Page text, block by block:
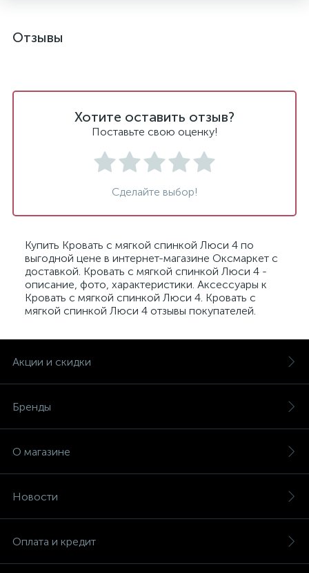
Отзывы
Хотите оставить отзыв?
Поставьте свою оценку!
Сделайте выбор!
Купить Кровать с мягкой спинкой Люси 4 по
выгодной цене в интернет-магазине Оксмаркет с
доставкой. Кровать с мягкой спинкой Люси 4 -
описание, фото, характеристики. Аксессуары к
Кровать с мягкой спинкой Люси 4. Кровать с
мягкой спинкой Люси 4 отзывы покупателей.
Акции и скидки
Бренды
О магазине
Новости
Оплата и кредит